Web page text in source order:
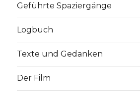
Geführte Spaziergänge
Logbuch
Texte und Gedanken
Der Film